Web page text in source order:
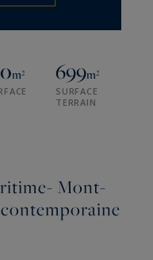
m² 699m²
SURFACE
TERRAIN
Mont-